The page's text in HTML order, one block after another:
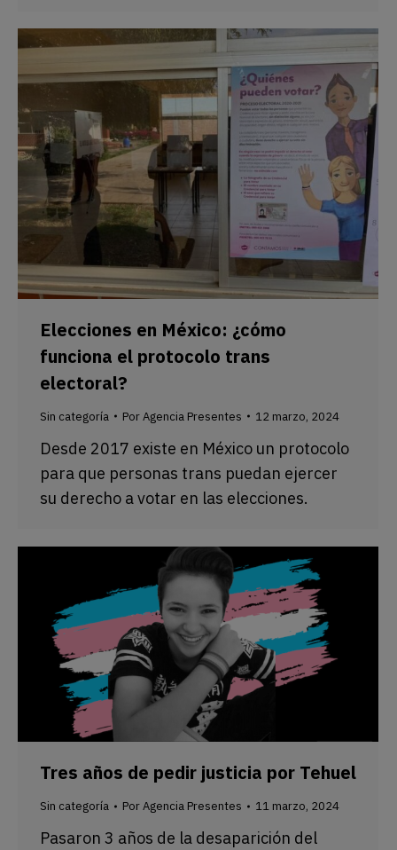
Elecciones en México: ¿cómo
funciona el protocolo trans
electoral?
Sin categoría PorAgencia Presentes 12 marzo, 2024
Desde 2017 existe en México un protocolo
para que personas trans puedan ejercer
su derecho a votar en las elecciones.
Tres años de pedir justicia por Tehuel
Sin categoría PorAgencia Presentes 11 marzo, 2024
Pasaron 3 años de la desaparición del